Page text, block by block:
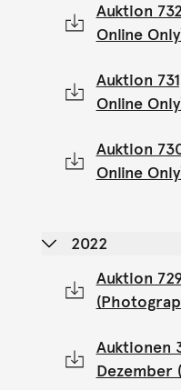
Auktion
Online
Auktion
Online
Auktion
Online
2022
Auktion
Auktionen
Dezember